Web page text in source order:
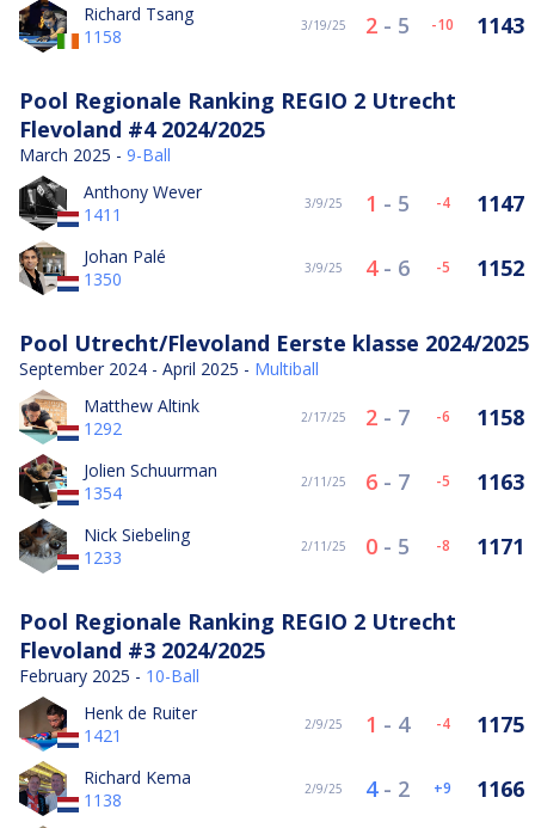
Richard Tsang
1158
3/19/25 2 - 5 -10 1143
Pool Regionale Ranking REGIO 2 Utrecht
Flevoland #4 2024/2025
March 2025 - 9-Ball
Anthony Wever
1411
3/9/25 1 - 5 -4 1147
Johan Palé
1350
3/9/25 4- 6 -5 1152
Pool Utrecht/Flevoland Eerste klasse 2024/2025
September 2024 - April 2025 - Multiball
Matthew Altink
1292
2/17/25 2 - 7 -6 1158
Jolien Schuurman
1354
2/11/25 6 - 7 -5 1163
Nick Siebeling
1233
2/11/25 0 - 5 -8 1171
Pool Regionale Ranking REGIO 2 Utrecht
Flevoland #3 2024/2025
February 2025 - 10-Ball
Henk de Ruiter
1421
2/9/25 1 - 4 -4 1175
Richard Kema
1138
2/9/25 4- 2 9 1166